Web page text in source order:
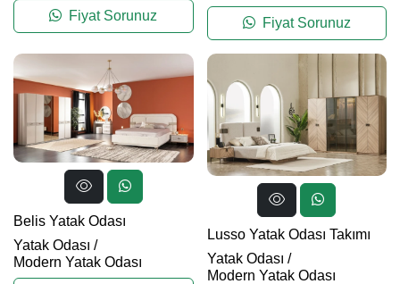
Fiyat Sorunuz Fiyat Sorunuz
Belis Yatak Odası
Yatak Odası /
Modern Yatak Odası
Lusso Yatak Odası Takımı
Yatak Odası /
Modern Yatak Odası